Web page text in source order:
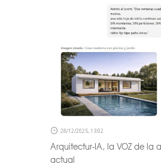
28/12/2025, 13:02
Arquitectur-IA, la VOZ de la
actual